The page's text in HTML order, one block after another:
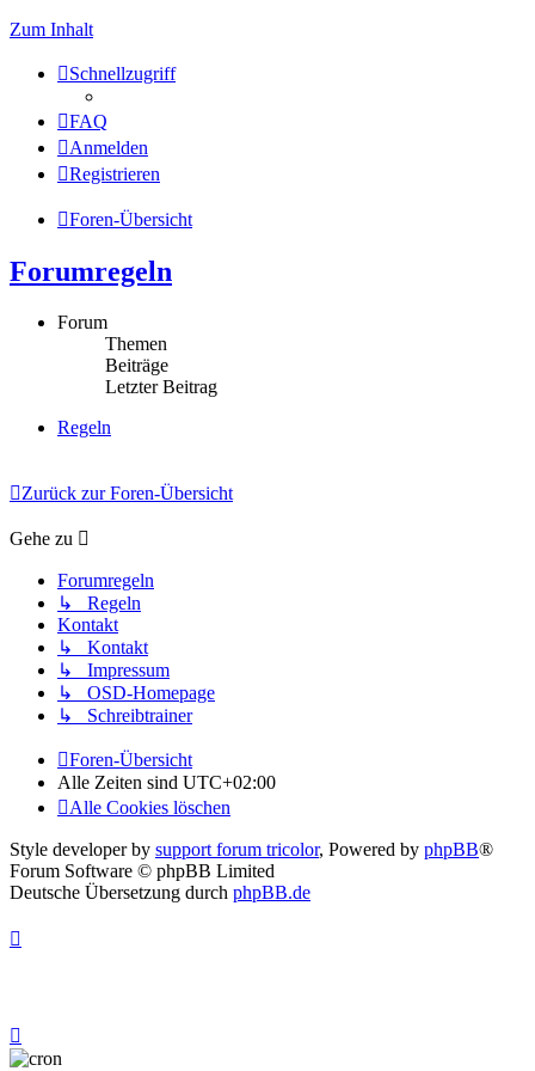
Zum Inhalt
Schnellzugriff
FAQ
Anmelden
Registrieren
Foren-Übersicht
Forumregeln
Forum
Themen
Beiträge
Letzter Beitrag
Regeln
Zurück zur Foren-Übersicht
Gehe zu
Forumregeln
↳ Regeln
Kontakt
↳ Kontakt
↳ Impressum
↳ OSD-Homepage
↳ Schreibtrainer
Foren-Übersicht
Alle Zeiten sind UTC+02:00
Alle Cookies löschen
Style developer by support forum tricolor, Powered by phpBB®
Forum Software © phpBB Limited
Deutsche Übersetzung durch phpBB.de